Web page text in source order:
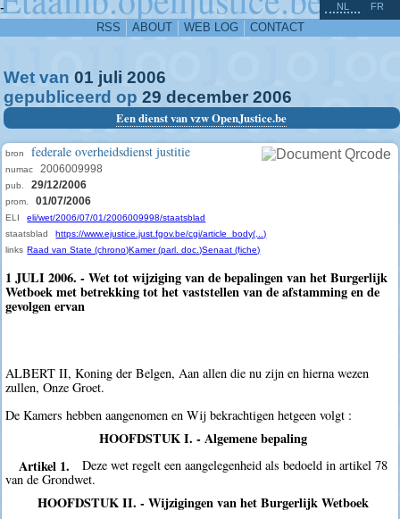
-
RSS ABOUT WEB LOG CONTACT
NL FR
Wet van 01 juli 2006
gepubliceerd op 29 december 2006
Een dienst van vzw OpenJustice.be
bron federale overheidsdienst justitie
numac 2006009998
pub. 29/12/2006
prom. 01/07/2006
ELI
eli/wet/2006/07/01/2006009998/staatsblad
staatsblad
https://www.ejustice.just.fgov.be/cgi/article_body(...)
links Raad van State (chrono)Kamer (parl. doc.)Senaat (fiche)
1 JULI 2006. - Wet tot wijziging van de bepalingen van het Burgerlijk
Wetboek met betrekking tot het vaststellen van de afstamming en de
gevolgen ervan
ALBERT II, Koning der Belgen, Aan allen die nu zijn en hierna wezen
zullen, Onze Groet.
De Kamers hebben aangenomen en Wij bekrachtigen hetgeen volgt :
HOOFDSTUK I. - Algemene bepaling
Artikel 1.
Deze wet regelt een aangelegenheid als bedoeld in artikel 78
van de Grondwet.
HOOFDSTUK II. - Wijzigingen van het Burgerlijk Wetboek
^